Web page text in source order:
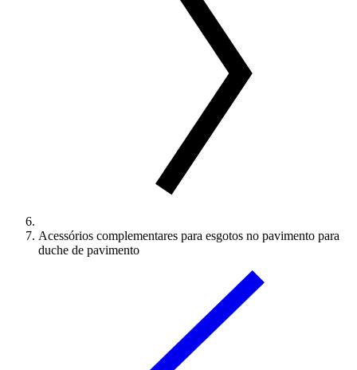
Acessórios complementares para esgotos no pavimento para
duche de pavimento